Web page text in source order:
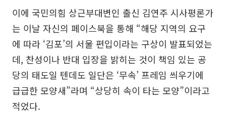
이에 국민의힘 상근부대변인 출신 김연주 시사평론가
는 이날 자신의 페이스북을 통해 “해당 지역의 요구
에 따라 ‘김포’의 서울 편입이라는 구상이 발표되었는
데, 찬성이나 반대 입장을 밝히는 것이 책임 있는 공
당의 태도일 텐데도 일단은 ‘무속’ 프레임 씌우기에
급급한 모양새”라며 “상당히 속이 타는 모양”이라고
적었다.